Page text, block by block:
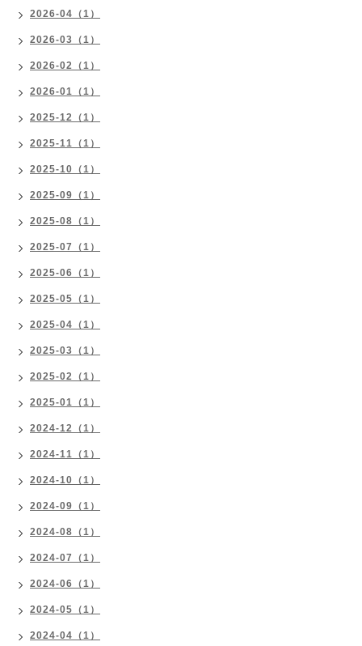
2026-04（1）
2026-03（1）
2026-02（1）
2026-01（1）
2025-12（1）
2025-11（1）
2025-10（1）
2025-09（1）
2025-08（1）
2025-07（1）
2025-06（1）
2025-05（1）
2025-04（1）
2025-03（1）
2025-02（1）
2025-01（1）
2024-12（1）
2024-11（1）
2024-10（1）
2024-09（1）
2024-08（1）
2024-07（1）
2024-06（1）
2024-05（1）
2024-04（1）